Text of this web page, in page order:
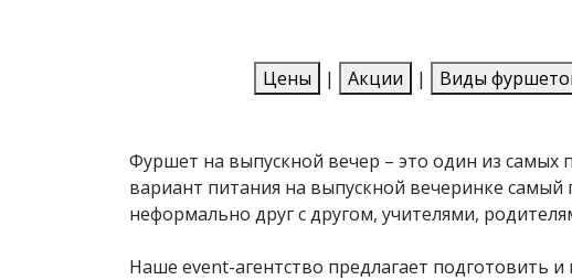
Цены
| Акции | Виды
Фуршет на выпускной вечер – это один из
вариант питания на выпускной вечеринке
неформально друг с другом, учителями,
Наше event-агентство предлагает подготовить